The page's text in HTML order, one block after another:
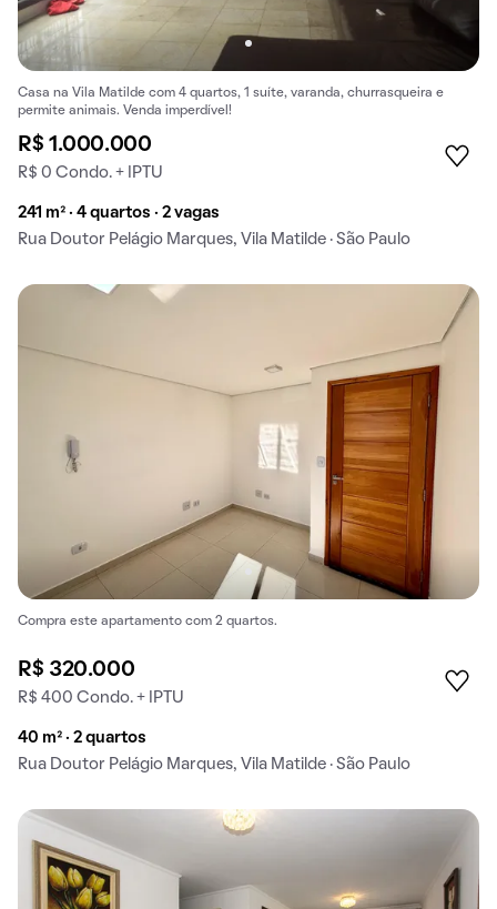
Casa na Vila Matilde com 4 quartos, 1 suíte, varanda, churrasqueira e
permite animais. Venda imperdível!
R$ 1.000.000
R$ 0 Condo. + IPTU
241 m² · 4 quartos · 2 vagas
Rua Doutor Pelágio Marques, Vila Matilde · São Paulo
Compra este apartamento com 2 quartos.
R$ 320.000
R$ 400 Condo. + IPTU
40 m² · 2 quartos
Rua Doutor Pelágio Marques, Vila Matilde · São Paulo